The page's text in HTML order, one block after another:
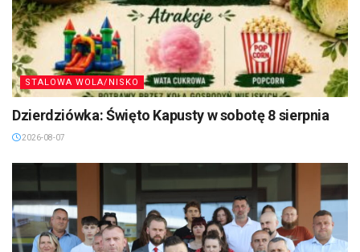
STALOWA WOLA/NISKO
Dzierdziówka: Święto Kapusty w sobotę 8 sierpnia
2026-08-07